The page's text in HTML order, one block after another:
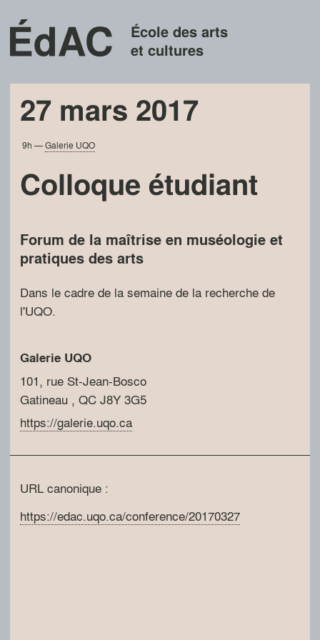
École des arts
et cultures
27 mars 2017
9h—Galerie UQO
Colloque étudiant
Forum de la maîtrise en muséologie et
pratiques des arts
Dans le cadre de la semaine de la recherche de
l'UQO.
Galerie UQO
101, rue St-Jean-Bosco
Gatineau , QCJ8Y 3G5
https://galerie.uqo.ca
URL canonique :
https://edac.uqo.ca/conference/20170327